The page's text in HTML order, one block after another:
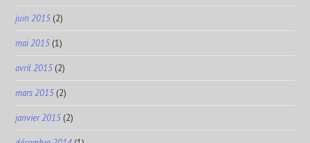
juin 2015 (2)
mai 2015 (1)
avril 2015 (2)
mars 2015 (2)
janvier 2015 (2)